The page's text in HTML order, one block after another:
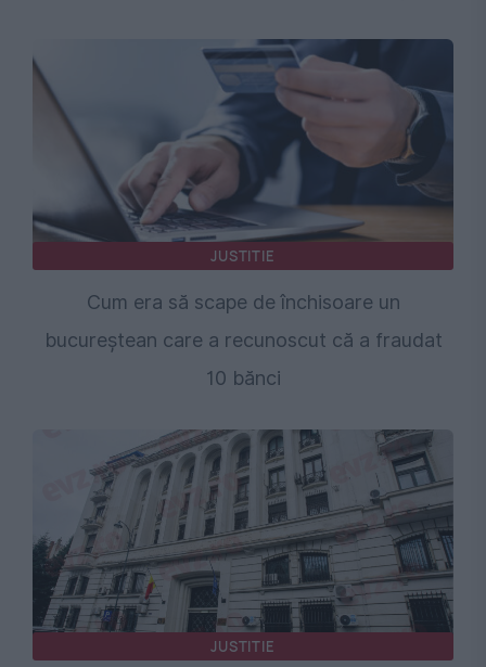
JUSTITIE
Cum era să scape de închisoare un
bucureștean care a recunoscut că a fraudat
10 bănci
JUSTITIE